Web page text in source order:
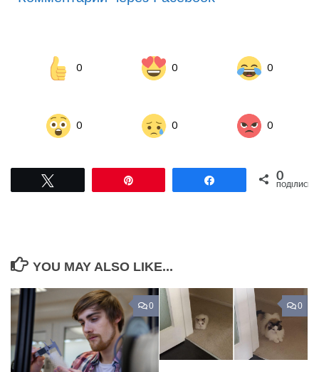
0 0 0
0 0 0
Поділитися0
ПОДІЛИСЬ
YOU MAY ALSO LIKE...
0 0